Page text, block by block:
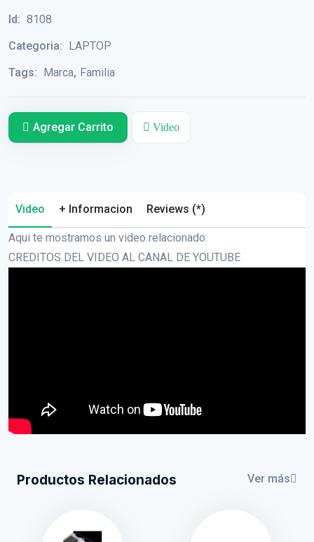
Id: 8108
Categoria: LAPTOP
Tags: Marca, Familia
Agregar Carrito Video
Video + Informacion Reviews (*)
Aqui te mostramos un video relacionado:
CREDITOS DEL VIDEO AL CANAL DE YOUTUBE
Productos Relacionados Ver más